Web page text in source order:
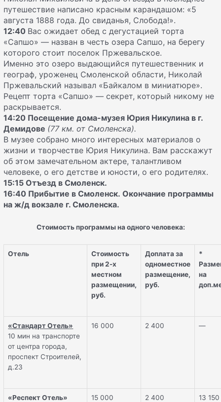
путешествие написано красным карандашом: «5
августа 1888 года. До свиданья, Слобода!».
12:40 Вас ожидает обед с дегустацией торта
«Сапшо» — назван в честь озера Сапшо, на берегу
которого стоит поселок Пржевальское.
Именно это озеро выдающийся путешественник и
географ, уроженец Смоленской области, Николай
Пржевальский называл «Байкалом в миниатюре».
Рецепт торта «Сапшо» — секрет, который никому не
раскрывается.
14:20 Посещение дома-музея Юрия Никулина в г.
Демидове (77 км. от Смоленска).
В музее собрано много интересных материалов о
жизни и творчестве Юрия Никулина. Вам расскажут
об этом замечательном актере, талантливом
человеке, о его детстве и юности, о его родителях.
15:15 Отъезд в Смоленск.
16:40 Прибытие в Смоленск. Окончание программы
на ж/д вокзале г. Смоленска.
Стоимость программы на одного человека:
Отель
Стоимость
при 2-х
местном
размещении,
руб.
Доплата за
одноместное
размещение,
руб.
*
на
«Стандарт Отель»
10 мин на транспорте
от центра города,
проспект Строителей,
д.23
16 000 2 400 —
«Респект Отель»
15 000 2 400 13 150